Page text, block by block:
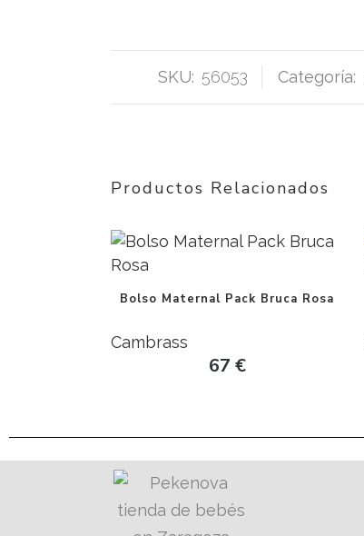
SKU: 56053 Categoría:
Productos Relacionados
Bolso Maternal Pack Bruca Rosa
Cambrass
67 €